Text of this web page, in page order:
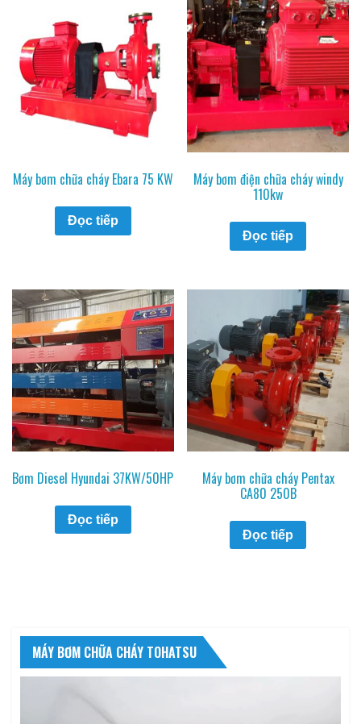
Máy bơm chữa cháy Ebara 75 KW
Đọc tiếp
Máy bơm điện chữa cháy windy
110kw
Đọc tiếp
Bơm Diesel Hyundai 37KW/50HP
Đọc tiếp
Máy bơm chữa cháy Pentax
CA80 250B
Đọc tiếp
MÁY BƠM CHỮA CHÁY TOHATSU